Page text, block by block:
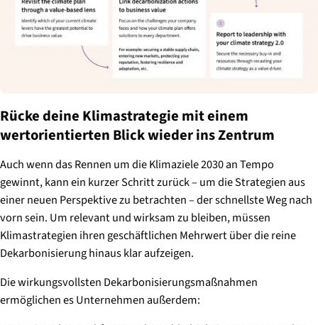
Rücke deine Klimastrategie mit einem
wertorientierten Blick wieder ins Zentrum
Auch wenn das Rennen um die Klimaziele 2030 an Tempo
gewinnt, kann ein kurzer Schritt zurück – um die Strategien aus
einer neuen Perspektive zu betrachten – der schnellste Weg nach
vorn sein. Um relevant und wirksam zu bleiben, müssen
Klimastrategien ihren geschäftlichen Mehrwert über die reine
Dekarbonisierung hinaus klar aufzeigen.
Die wirkungsvollsten Dekarbonisierungsmaßnahmen
ermöglichen es Unternehmen außerdem: